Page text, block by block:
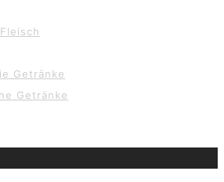
Getränke
Getränke